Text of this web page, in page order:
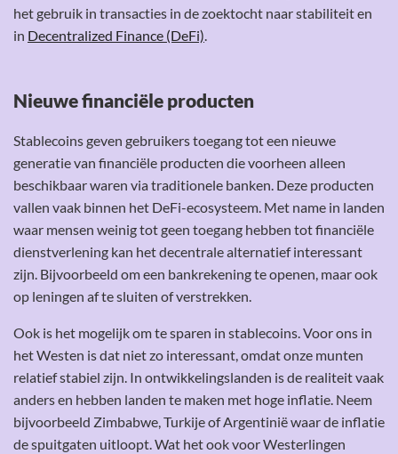
het gebruik in transacties in de zoektocht naar stabiliteit en
in Decentralized Finance (DeFi).
Nieuwe financiële producten
Stablecoins geven gebruikers toegang tot een nieuwe
generatie van financiële producten die voorheen alleen
beschikbaar waren via traditionele banken. Deze producten
vallen vaak binnen het DeFi-ecosysteem. Met name in landen
waar mensen weinig tot geen toegang hebben tot financiële
dienstverlening kan het decentrale alternatief interessant
zijn. Bijvoorbeeld om een bankrekening te openen, maar ook
op leningen af te sluiten of verstrekken.
Ook is het mogelijk om te sparen in stablecoins. Voor ons in
het Westen is dat niet zo interessant, omdat onze munten
relatief stabiel zijn. In ontwikkelingslanden is de realiteit vaak
anders en hebben landen te maken met hoge inflatie. Neem
bijvoorbeeld Zimbabwe, Turkije of Argentinië waar de inflatie
de spuitgaten uitloopt. Wat het ook voor Westerlingen